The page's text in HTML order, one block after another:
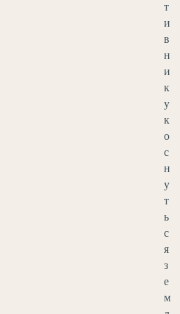
т
и
в
н
и
к
у
к
о
с
н
у
т
ь
с
я
з
е
м